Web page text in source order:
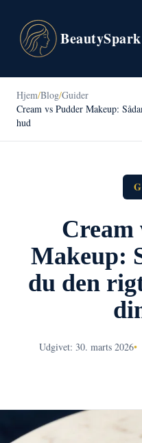
BeautySpark
Hjem/Blog/Guider
Cream vs Pudder Makeup:
hud
Cream
Makeup:
du den
Udgivet: 30. marts 2026•